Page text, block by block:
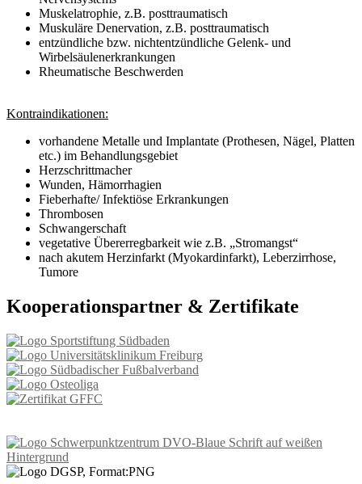
Muskelatrophie, z.B. posttraumatisch
Muskuläre Denervation, z.B. posttraumatisch
entzündliche bzw. nichtentzündliche Gelenk- und
Wirbelsäulenerkrankungen
Rheumatische Beschwerden
Kontraindikationen:
vorhandene Metalle und Implantate (Prothesen, Nägel, Platten
etc.) im Behandlungsgebiet
Herzschrittmacher
Wunden, Hämorrhagien
Fieberhafte/ Infektiöse Erkrankungen
Thrombosen
Schwangerschaft
vegetative Übererregbarkeit wie z.B. „Stromangst“
nach akutem Herzinfarkt (Myokardinfarkt), Leberzirrhose,
Tumore
Kooperationspartner & Zertifikate